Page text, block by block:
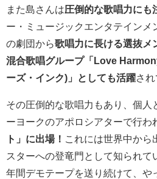
また島さんは圧倒的な歌唱力にも
ー・ミュージックエンタテインメ
の劇団から歌唱力に長ける選抜メ
混合歌唱グループ「Love
ーズ・インク)」としても活躍され
その圧倒的な歌唱力もあり、個人
ーヨークのアポロシアターで行わ
ト」に出場！ これには世界中から
スターへの登竜門として知られて
年間デモテープを送り続けて、や